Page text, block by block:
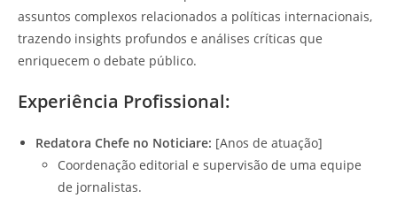
assuntos complexos relacionados a políticas internacionais,
trazendo insights profundos e análises críticas que
enriquecem o debate público.
Experiência Profissional:
Redatora Chefe no Noticiare: [Anos de atuação]
Coordenação editorial e supervisão de uma equipe
de jornalistas.